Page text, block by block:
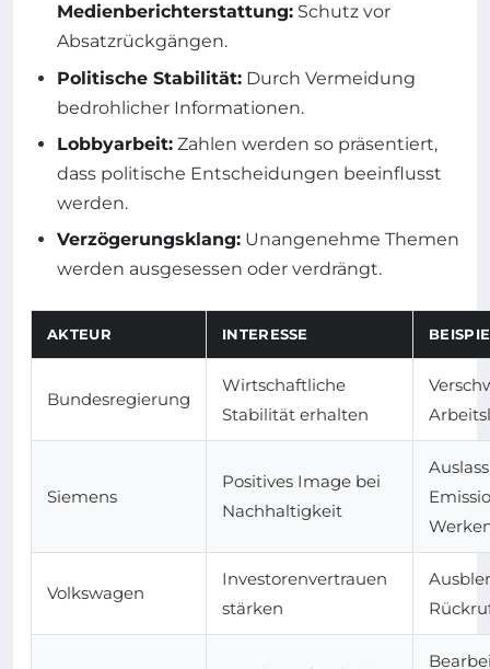
Medienberichterstattung: Schutz vor
Absatzrückgängen.
Politische Stabilität: Durch Vermeidung
bedrohlicher Informationen.
Lobbyarbeit: Zahlen werden so präsentiert,
dass politische Entscheidungen beeinflusst
werden.
Verzögerungsklang: Unangenehme Themen
werden ausgesessen oder verdrängt.
AKTEUR INTERESSE
Bundesregierung
Wirtschaftliche
Stabilität erhalten
Siemens
Positives Image bei
Nachhaltigkeit
Volkswagen
Investorenvertrauen
stärken